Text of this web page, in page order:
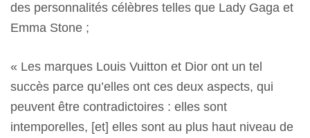
des personnalités célèbres telles que Lady Gaga et
Emma Stone ;
« Les marques Louis Vuitton et Dior ont un tel
succès parce qu’elles ont ces deux aspects, qui
peuvent être contradictoires : elles sont
intemporelles, [et] elles sont au plus haut niveau de